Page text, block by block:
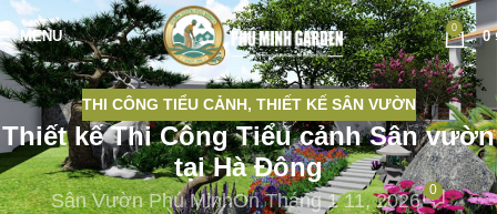
MENU
0
0
THI CÔNG TIỂU CẢNH, THIẾT KẾ SÂN VƯỜN
Thiết kế Thi Công Tiểu cảnh Sân vườn
tại Hà Đông
Sân Vườn Phú MinhOn Tháng 1 11, 2026 0